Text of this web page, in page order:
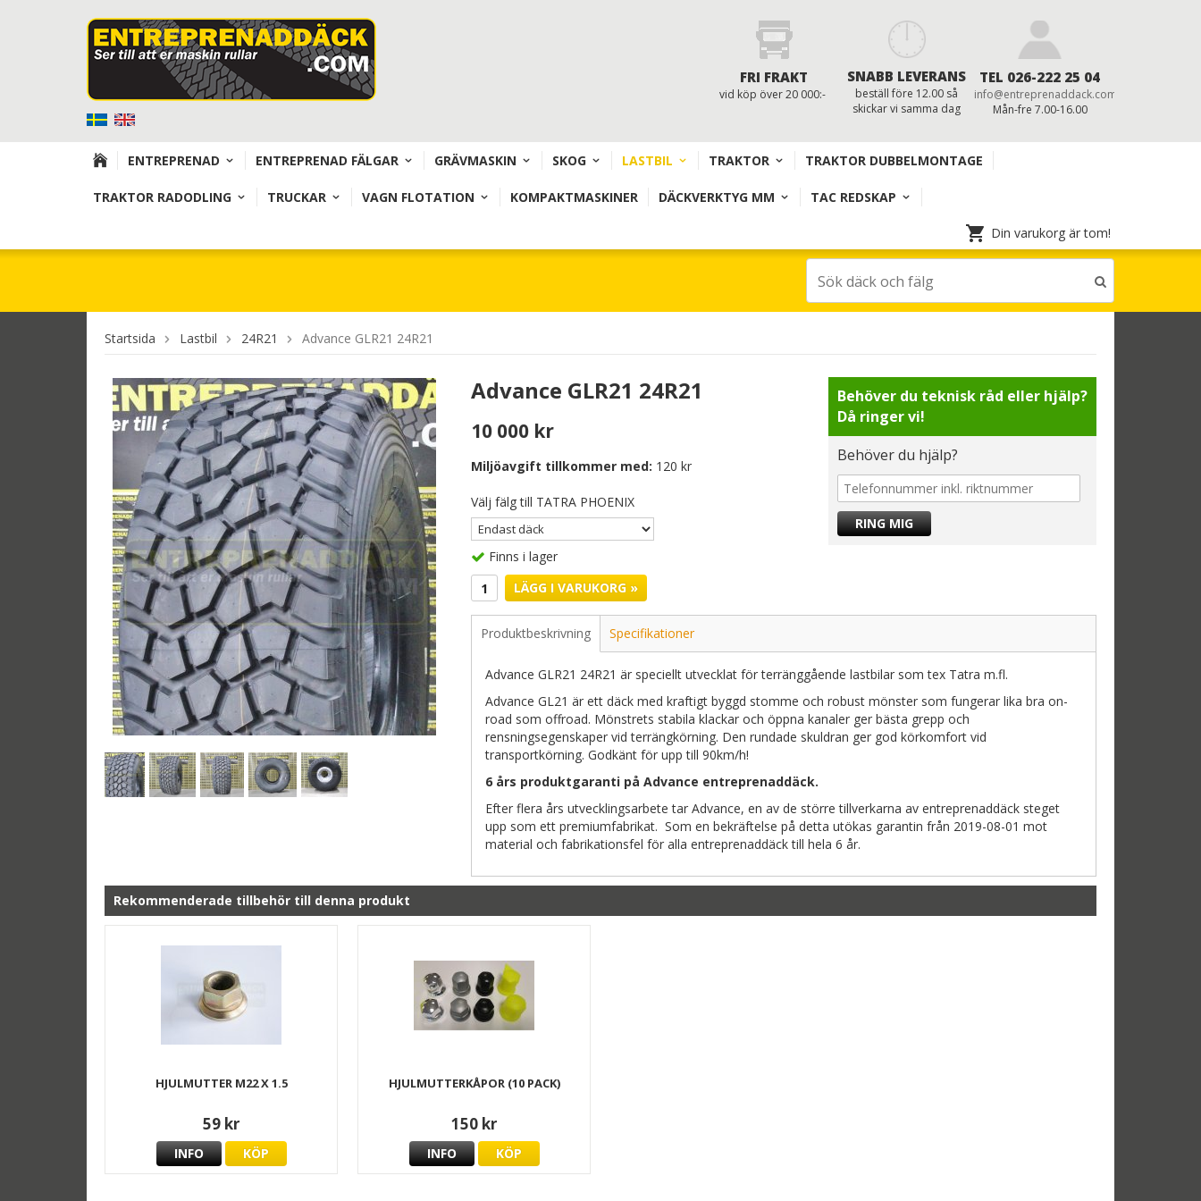
FRI FRAKT
vid köp över 20 000:-
SNABB LEVERANS
beställ före 12.00 så
skickar vi samma dag
TEL 026-222 25 04
info@entreprenaddack.com
Mån-fre 7.00-16.00
ENTREPRENAD ENTREPRENAD FÄLGAR GRÄVMASKIN SKOG LASTBIL TRAKTOR TRAKTOR DUBBELMONTAGE
TRAKTOR RADODLING TRUCKAR VAGN FLOTATION KOMPAKTMASKINER DÄCKVERKTYG MM TAC REDSKAP
Din varukorg är tom!
Startsida Lastbil 24R21 Advance GLR21 24R21
Behöver du teknisk råd eller hjälp?
Då ringer vi!
Behöver du hjälp?
Advance GLR21 24R21
10 000 kr
Miljöavgift tillkommer med: 120 kr
Välj fälg till TATRA PHOENIX
Finns i lager
LÄGG I VARUKORG »
Produktbeskrivning Specifikationer
Advance GLR21 24R21 är speciellt utvecklat för terränggående lastbilar som tex Tatra m.fl.
Advance GL21 är ett däck med kraftigt byggd stomme och robust mönster som fungerar lika bra on-
road som offroad. Mönstrets stabila klackar och öppna kanaler ger bästa grepp och
rensningsegenskaper vid terrängkörning. Den rundade skuldran ger god körkomfort vid
transportkörning. Godkänt för upp till 90km/h!
6 års produktgaranti på Advance entreprenaddäck.
Efter flera års utvecklingsarbete tar Advance, en av de större tillverkarna av entreprenaddäck steget
upp som ett premiumfabrikat. Som en bekräftelse på detta utökas garantin från 2019-08-01 mot
material och fabrikationsfel för alla entreprenaddäck till hela 6 år.
Rekommenderade tillbehör till denna produkt
HJULMUTTER M22 X 1.5
59 kr
INFO KÖP
HJULMUTTERKÅPOR (10 PACK)
150 kr
INFO KÖP